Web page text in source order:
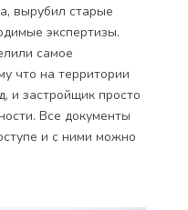
вырубил старые
экспертизы.
самое
что на территории
и застройщик просто
Все документы
и с ними можно